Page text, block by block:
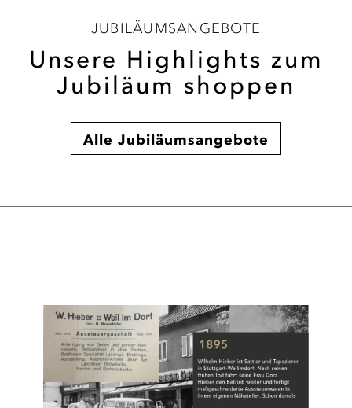
JUBILÄUMSANGEBOTE
Unsere Highlights zum
Jubiläum shoppen
Alle Jubiläumsangebote